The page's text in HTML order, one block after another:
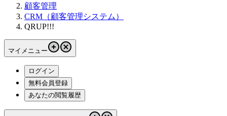
顧客管理
CRM（顧客管理システム）
QRUP!!!
マイメニュー
ログイン
無料会員登録
あなたの閲覧履歴